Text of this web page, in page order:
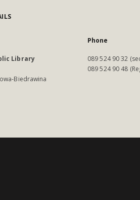
Library
Biedrawina
Phone
089 524 90 32
089 524 90 48